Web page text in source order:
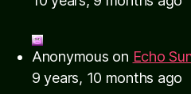
Anonymous on Echo
9 years, 10 months ago